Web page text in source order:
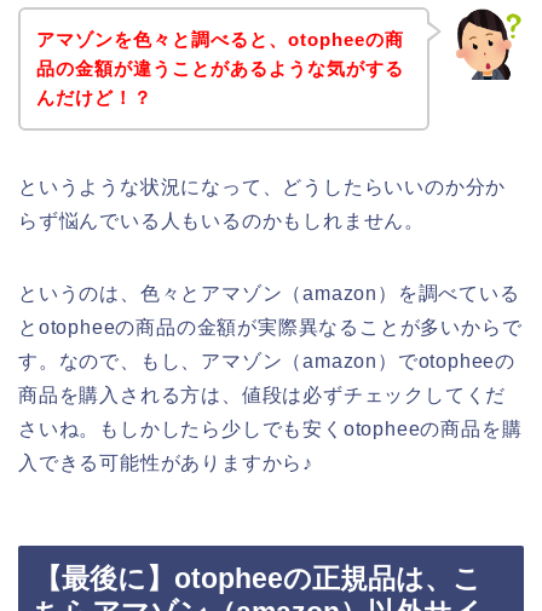
アマゾンを色々と調べると、otopheeの商
品の金額が違うことがあるような気がする
んだけど！？
というような状況になって、どうしたらいいのか分か
らず悩んでいる人もいるのかもしれません。
というのは、色々とアマゾン（amazon）を調べている
とotopheeの商品の金額が実際異なることが多いからで
す。なので、もし、アマゾン（amazon）でotopheeの
商品を購入される方は、値段は必ずチェックしてくだ
さいね。もしかしたら少しでも安くotopheeの商品を購
入できる可能性がありますから♪
【最後に】otopheeの正規品は、こ